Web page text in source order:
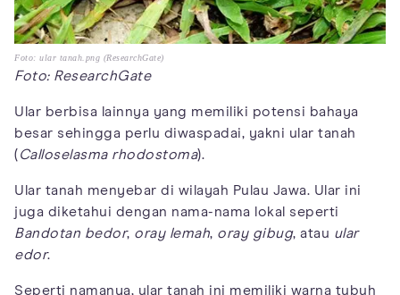
Foto: ular tanah.png (ResearchGate)
Foto: ResearchGate
Ular berbisa lainnya yang memiliki potensi bahaya
besar sehingga perlu diwaspadai, yakni ular tanah
(Calloselasma rhodostoma).
Ular tanah menyebar di wilayah Pulau Jawa. Ular ini
juga diketahui dengan nama-nama lokal seperti
Bandotan bedor, oray lemah, oray gibug, atau ular
edor.
Seperti namanya, ular tanah ini memiliki warna tubuh